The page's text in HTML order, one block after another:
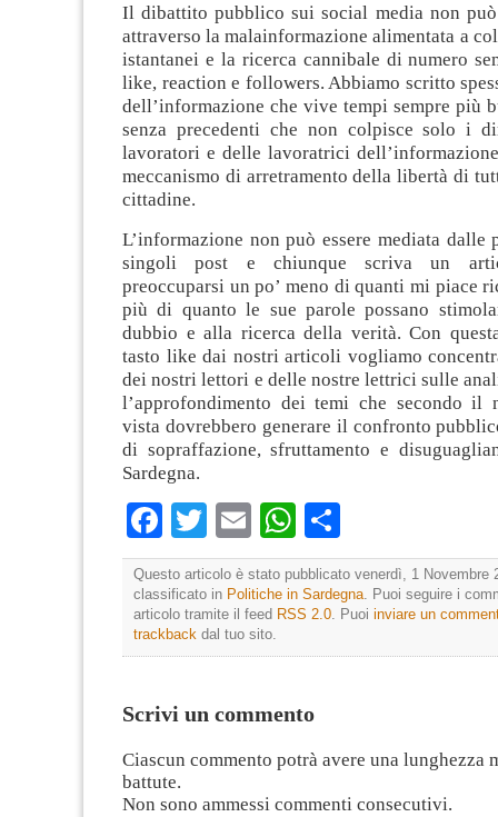
Il dibattito pubblico sui social media non può
attraverso la malainformazione alimentata a
istantanei e la ricerca cannibale di numero
like, reaction e followers. Abbiamo scritto
dell’informazione che vive tempi sempre più
senza precedenti che non colpisce solo i
lavoratori e delle lavoratrici
meccanismo di arretramento della libertà di
cittadine.
L’informazione non può essere mediata dalle
singoli post e chiunque scriva un
preoccuparsi un po’ meno di quanti mi piace
più di quanto le sue parole possano
dubbio e alla ricerca della verità. Con
tasto like dai nostri articoli vogliamo
dei nostri lettori e delle nostre lettrici sulle
l’approfondimento dei temi che secondo il
vista dovrebbero generare il confronto
di sopraffazione, sfruttamento e
Sardegna.
Facebook
TwitterEmailWhatsApp
Questo articolo è stato pubblicato venerdì, 1 Novembre
classificato in Politiche in Sardegna. Puoi seguire i
articolo tramite il feed RSS 2.0. Puoi inviare un
trackback dal tuo sito.
Scrivi un commento
Ciascun commento potrà avere una lunghezza
battute.
Non sono ammessi commenti consecutivi.